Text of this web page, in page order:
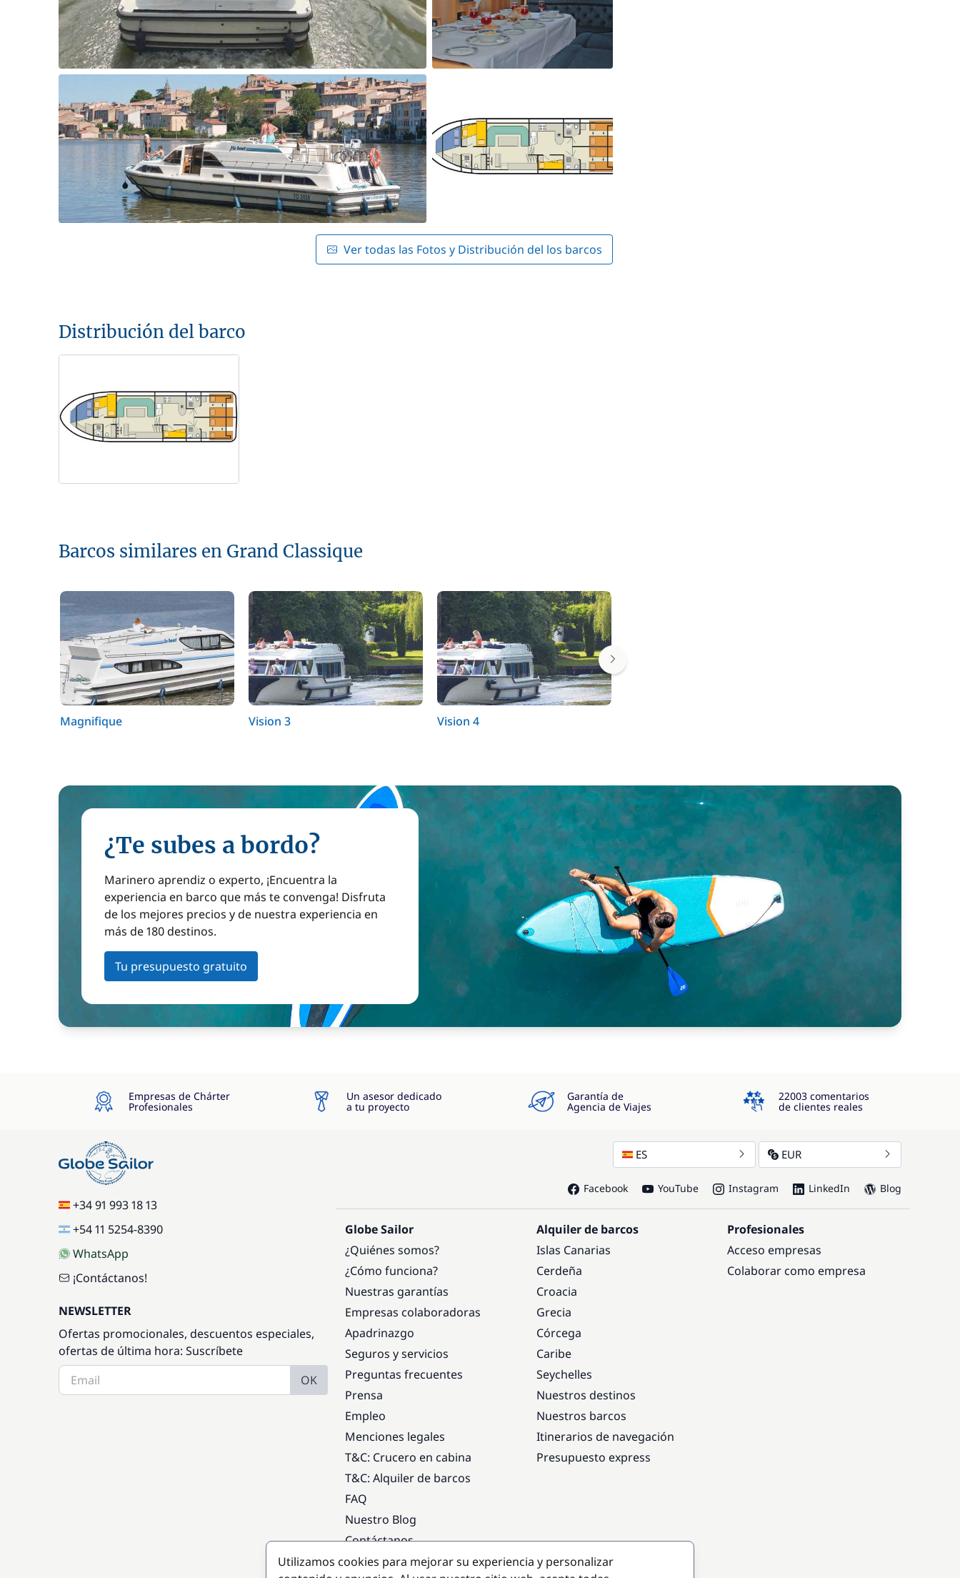
Ver todas las Fotos y Distribución del los barcos
Distribución del barco
Barcos similares en Grand Classique
Magnifique Vision 3 Vision 4
¿Te subes a bordo?
Marinero aprendiz o experto, ¡Encuentra la
experiencia en barco que más te convenga! Disfruta
de los mejores precios y de nuestra experiencia en
más de 180 destinos.
Tu presupuesto gratuito
Empresas de Chárter
Profesionales
Un asesor dedicado
a tu proyecto
Garantía de
Agencia de Viajes
4.3
22003 comentarios
de clientes reales
+34 91 993 18 13
+54 11 5254-8390
WhatsApp
¡Contáctanos!
NEWSLETTER
Ofertas promocionales, descuentos especiales,
ofertas de última hora: Suscríbete
OK
ES EUR
Facebook YouTube Instagram LinkedIn Blog
Globe Sailor
¿Quiénes somos?
¿Cómo funciona?
Nuestras garantías
Empresas colaboradoras
Apadrinazgo
Seguros y servicios
Preguntas frecuentes
Prensa
Empleo
Menciones legales
T&C: Crucero en cabina
T&C: Alquiler de barcos
FAQ
Nuestro Blog
Contáctanos
Alquiler de barcos
Islas Canarias
Cerdeña
Croacia
Grecia
Córcega
Caribe
Seychelles
Nuestros destinos
Nuestros barcos
Itinerarios de navegación
Presupuesto express
Profesionales
Acceso empresas
Colaborar como empresa
Destinos populares
Utilizamos cookies para mejorar su experiencia y personalizar